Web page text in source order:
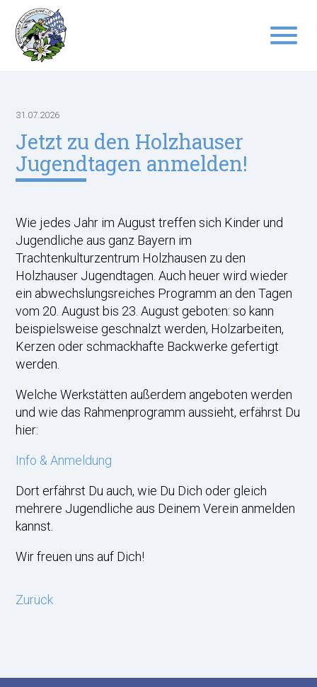
menu
31.07.2026
Jetzt zu den Holzhauser
Jugendtagen anmelden!
Wie jedes Jahr im August treffen sich Kinder und
Jugendliche aus ganz Bayern im
Trachtenkulturzentrum Holzhausen zu den
Holzhauser Jugendtagen. Auch heuer wird wieder
ein abwechslungsreiches Programm an den Tagen
vom 20. August bis 23. August geboten: so kann
beispielsweise geschnalzt werden, Holzarbeiten,
Kerzen oder schmackhafte Backwerke gefertigt
werden.
Welche Werkstätten außerdem angeboten werden
und wie das Rahmenprogramm aussieht, erfährst Du
hier:
Info & Anmeldung
Dort erfährst Du auch, wie Du Dich oder gleich
mehrere Jugendliche aus Deinem Verein anmelden
kannst.
Wir freuen uns auf Dich!
Zurück